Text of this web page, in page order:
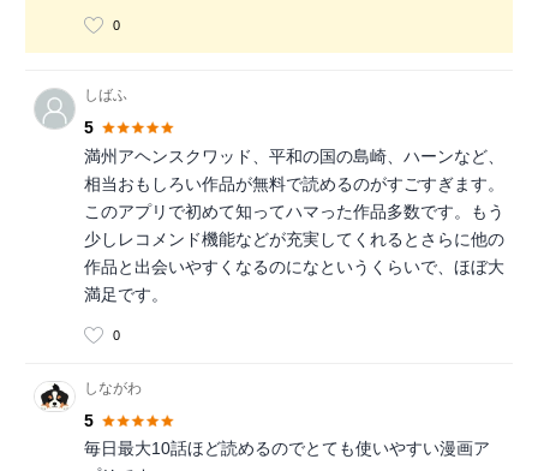
0
しばふ
5
満州アヘンスクワッド、平和の国の島崎、ハーンなど、
相当おもしろい作品が無料で読めるのがすごすぎます。
このアプリで初めて知ってハマった作品多数です。もう
少しレコメンド機能などが充実してくれるとさらに他の
作品と出会いやすくなるのになというくらいで、ほぼ大
満足です。
0
しながわ
5
毎日最大10話ほど読めるのでとても使いやすい漫画ア